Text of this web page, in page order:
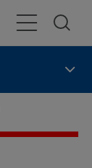
Přepnout